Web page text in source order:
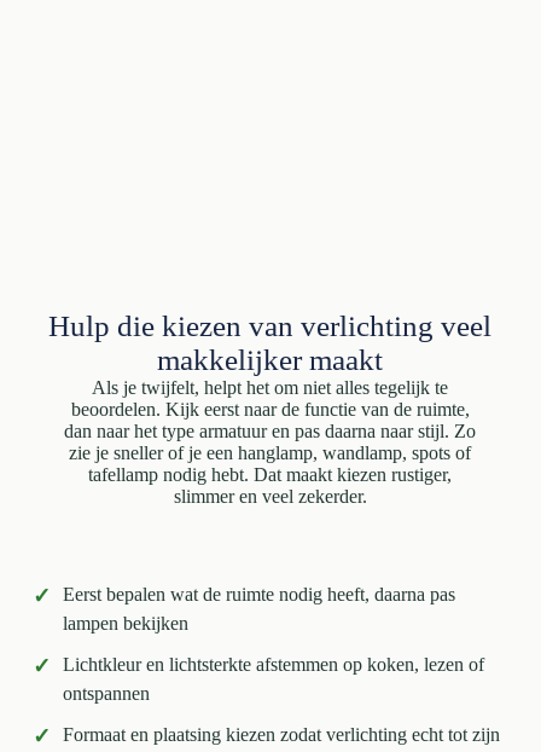
Hulp die kiezen van verlichting veel
makkelijker maakt
Als je twijfelt, helpt het om niet alles tegelijk te
beoordelen. Kijk eerst naar de functie van de ruimte,
dan naar het type armatuur en pas daarna naar stijl. Zo
zie je sneller of je een hanglamp, wandlamp, spots of
tafellamp nodig hebt. Dat maakt kiezen rustiger,
slimmer en veel zekerder.
✓
Eerst bepalen wat de ruimte nodig heeft, daarna pas
lampen bekijken
✓
Lichtkleur en lichtsterkte afstemmen op koken, lezen of
ontspannen
✓
Formaat en plaatsing kiezen zodat verlichting echt tot zijn